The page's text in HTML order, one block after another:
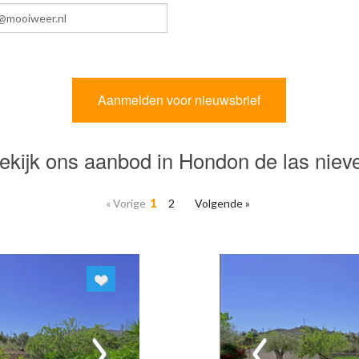
ons aanbod in Hondon de las
« Vorige 1 2 Volgende »